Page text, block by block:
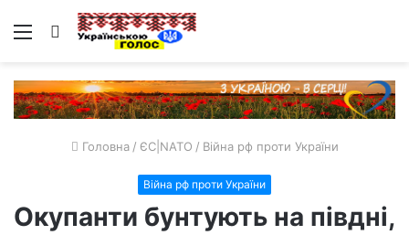
Меню Пошук
Головна / ЄС|NATO / Війна рф проти України
Війна рф проти України
Окупанти бунтують на півдні,